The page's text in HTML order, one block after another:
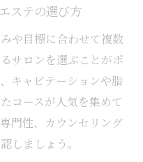
叶える施術の特徴
身で話題の新機器を
ションの組み合わせ
最新トレンド徹底解
ステの選び方
や目標に合わせて複数
サロンを選ぶことがポ
キャビテーションや脂
コースが人気を集めて
門性、カウンセリング
しましょう。